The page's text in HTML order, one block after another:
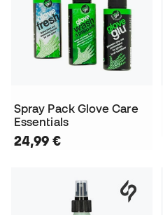
Spray Pack Glove Care
Essentials
24,99 €